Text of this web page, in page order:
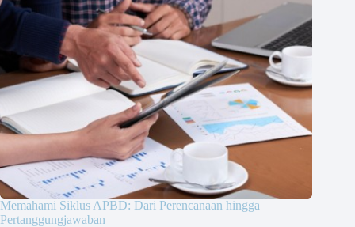
Memahami Siklus APBD: Dari Perencanaan hingga
Pertanggungjawaban